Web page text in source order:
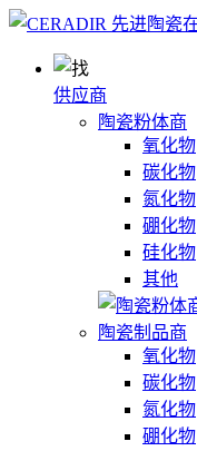
供应商
陶瓷粉体商
氧化物
碳化物
氮化物
硼化物
硅化物
其他
陶瓷制品商
氧化物
碳化物
氮化物
硼化物